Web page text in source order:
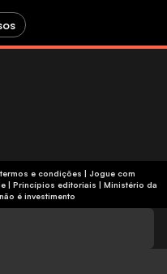
| Princípios editoriais | Ministério da
é investimento